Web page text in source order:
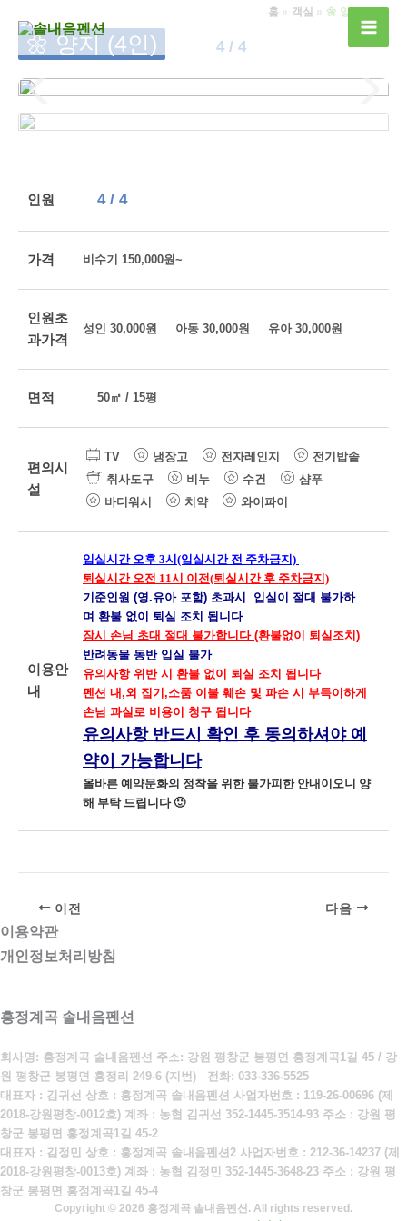
홈 객실 🌼 양지 (4인)
🌼 양지 (4인) 4 / 4
인원 4 / 4
가격 비수기 150,000원~
인원초
과가격
성인 30,000원 아동 30,000원 유아 30,000원
면적 50㎡ / 15평
편의시
설
TV 냉장고 전자레인지
전기밥솥
취사도구
비누 수건
샴푸
바디워시
치약 와이파이
이용안
내
입실시간 오후 3시(입실시간 전 주차금지)
퇴실시간 오전 11시 이전(퇴실시간 후 주차금지)
기준인원 (영.유아 포함) 초과시
입실이 절대 불가하
며 환불 없이 퇴실 조치 됩니다
잠시 손님 초대 절대 불가합니다 (환불없이 퇴실조치)
반려동물 동반 입실 불가
유의사항 위반 시 환불 없이 퇴실 조치 됩니다
펜션 내,외 집기,소품 이불 훼손 및 파손 시 부득이하게
손님 과실로 비용이 청구 됩니다
유의사항 반드시 확인 후 동의하셔야 예
약이 가능합니다
올바른 예약문화의 정착을 위한 불가피한 안내이오니 양
해 부탁 드립니다 🙂
이전 다음
이용약관
개인정보처리방침
흥정계곡 솔내음펜션
회사명: 흥정계곡 솔내음펜션 주소: 강원 평창군 봉평면 흥정계곡1길 45 / 강
원 평창군 봉평면 흥정리 249-6 (지번) 전화: 033-336-5525
대표자 : 김귀선 상호 : 흥정계곡 솔내음펜션 사업자번호 : 119-26-00696 (제
2018-강원평창-0012호) 계좌 : 농협 김귀선 352-1445-3514-93 주소 : 강원 평
창군 봉평면 흥정계곡1길 45-2
대표자 : 김정민 상호 : 흥정계곡 솔내음펜션2 사업자번호 : 212-36-14237 (제
2018-강원평창-0013호) 계좌 : 농협 김정민 352-1445-3648-23 주소 : 강원 평
창군 봉평면 흥정계곡1길 45-4
Copyright © 2026 흥정계곡 솔내음펜션. All rights reserved.